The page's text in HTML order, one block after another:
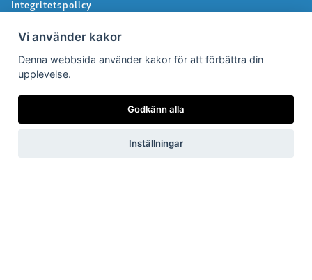
Integritetspolicy
Pressrum
Vi använder kakor
Denna webbsida använder kakor för att förbättra din
upplevelse.
Godkänn alla
Inställningar